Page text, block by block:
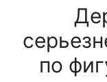
по